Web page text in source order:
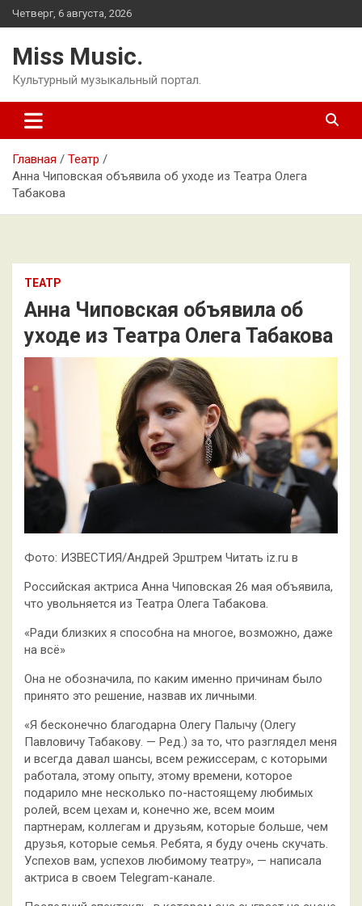
Перейти
к
Четверг, 6 августа, 2026
Miss Music.
Культурный музыкальный портал.
Главная
Театр
Анна Чиповская объявила об уходе из Театра Олега
Табакова
ТЕАТР
Анна Чиповская объявила об
уходе из Театра Олега Табакова
Фото: ИЗВЕСТИЯ/Андрей Эрштрем Читать iz.ru в
Российская актриса Анна Чиповская 26 мая объявила,
что увольняется из Театра Олега Табакова.
«Ради близких я способна на многое, возможно, даже
на всё»
Она не обозначила, по каким именно причинам было
принято это решение, назвав их личными.
«Я бесконечно благодарна Олегу Палычу (Олегу
Павловичу Табакову. — Ред.) за то, что разглядел меня
и всегда давал шансы, всем режиссерам, с которыми
работала, этому опыту, этому времени, которое
подарило мне несколько по-настоящему любимых
ролей, всем цехам и, конечно же, всем моим
партнерам, коллегам и друзьям, которые больше, чем
друзья, которые семья. Ребята, я буду очень скучать.
Успехов вам, успехов любимому театру», — написала
актриса в своем Telegram-канале.